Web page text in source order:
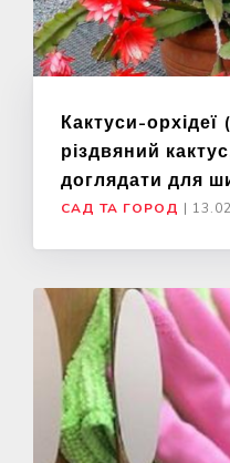
Кактуси-
різдвяний
доглядати для
САД ТА ГОРОД |